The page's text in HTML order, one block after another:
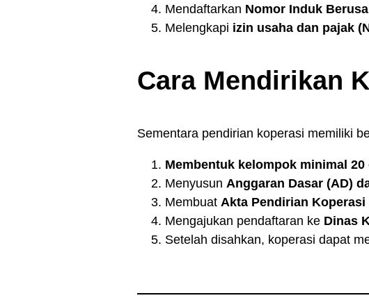
Mendaftarkan Nomor Induk
Melengkapi izin usaha dan pajak
Cara Mendirikan
Sementara pendirian koperasi memiliki
Membentuk kelompok minimal
Menyusun Anggaran Dasar (AD)
Membuat Akta Pendirian Koperasi
Mengajukan pendaftaran ke Dinas
Setelah disahkan, koperasi dapat